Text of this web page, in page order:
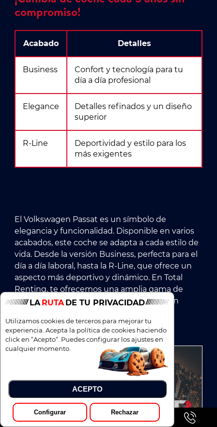
compromiso!
Acabado Detalles
Business
Confort y tecnología para tu
día a día profesional
Elegance
Detalles refinados y un diseño
superior
R-Line
Deportividad y estilo para los
más exigentes
El Volkswagen Passat es un símbolo de
elegancia y funcionalidad. Disponible en varios
acabados, este coche se adapta a cada estilo de
vida. Desde la versión Business, perfecta para el
día a día laboral, hasta la R-Line, que ofrece un
aspecto más deportivo y dinámico. En Total
Renting, te ofrecemos una amplia gama de
diseños y configuraciones del Volkswagen
Pedir Presupuesto
LA RUTA DE TU PRIVACIDAD
Utilizamos cookies de terceros para mejorar tu
experiencia. Acepta la política de cookies haciendo
click en “Acepto“. Puedes configurar los ajustes en
cualquier momento.
ACEPTO
Configurar Rechazar